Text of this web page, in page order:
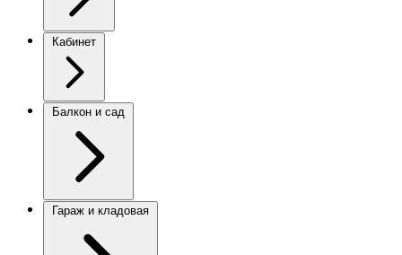
Кабинет
Балкон и сад
Гараж и кладовая